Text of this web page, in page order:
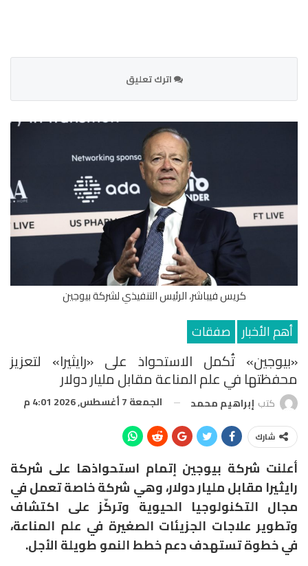
اترك تعليق
كريس فيباشر، الرئيس التنفيذي لشركة بيوجين
أهم الأخبار صفقات
«بيوجين» تُكمل الاستحواذ على «رايثيرا» لتعزيز
محفظتها في علم المناعة مقابل مليار دولار
كتب إبراهيم محمد الجمعة 7 أغسطس, 2026 4:01 م
شارك
أعلنت شركة بيوجين إتمام استحواذها على شركة
رايثيرا مقابل مليار دولار، وهي شركة خاصة تعمل في
مجال التكنولوجيا الحيوية وتركّز على اكتشاف
وتطوير علاجات الجزيئات الصغيرة في علم المناعة،
في خطوة تستهدف دعم خطط النمو طويلة الأجل.